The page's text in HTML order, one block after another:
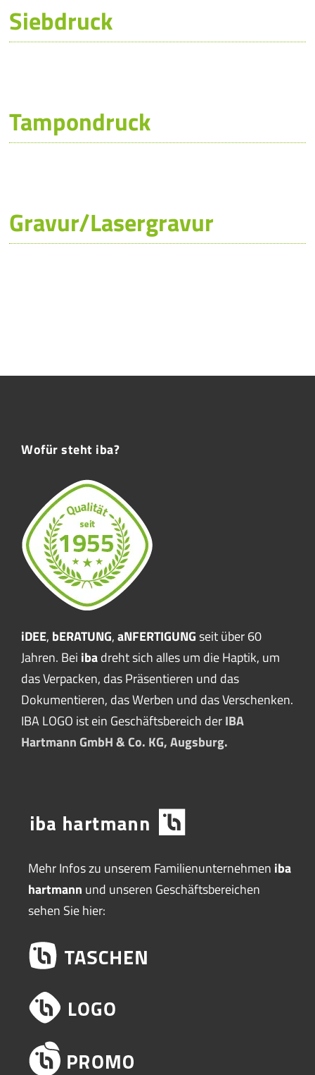
Siebdruck
Tampondruck
Gravur/Lasergravur
Wofür steht iba?
iDEE, bERATUNG,aNFERTIGUNGseit über 60
Jahren. Bei ibadreht sich alles um die Haptik, um
das Verpacken, das Präsentieren und das
Dokumentieren, das Werben und das Verschenken.
IBA LOGO ist ein Geschäftsbereich derIBA
Hartmann GmbH & Co. KG, Augsburg.
Mehr Infos zu unserem Familienunternehmen iba
hartmann und unseren Geschäftsbereichen
sehen Sie hier: